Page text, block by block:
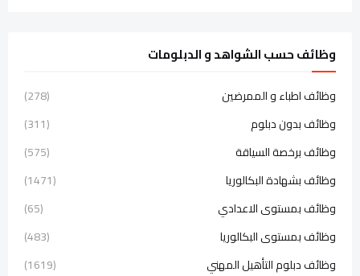
وظائف حسب الشواهد و الدبلومات
وظائف اطباء و الممرضين
(278)
وظائف بدون دبلوم
(311)
وظائف برخصة السياقة
(575)
وظائف بشهادة البكالوريا
(1471)
وظائف بمستوى الاعدادي
(65)
وظائف بمستوى البكالوريا
(483)
وظائف دبلوم التأهيل المهني
(1619)